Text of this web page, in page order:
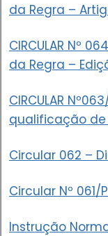
da Regra –
CIRCULAR Nº
da Regra –
CIRCULAR
qualificação de
Circular 062 –
Circular Nº 061/
Instrução